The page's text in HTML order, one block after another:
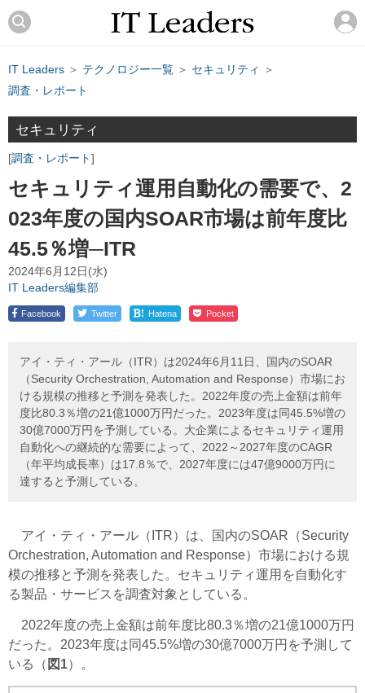
IT Leaders ＞ テクノロジー一覧 ＞ セキュリティ
＞
調査・レポート
セキュリティ
調査・レポート
セキュリティ運用自動化の需要で、2
023年度の国内SOAR市場は前年度比
45.5％増─ITR
2024年6月12日(水)
IT Leaders編集部
Facebook Twitter ! Hatena Pocket
アイ・ティ・アール（ITR）は2024年6月11日、国内のSOAR
（Security Orchestration, Automation and Response）市場にお
ける規模の推移と予測を発表した。2022年度の売上金額は前年
度比80.3％増の21億1000万円だった。2023年度は同45.5%増の
30億7000万円を予測している。大企業によるセキュリティ運用
自動化への継続的な需要によって、2022～2027年度のCAGR
（年平均成長率）は17.8％で、2027年度には47億9000万円に
達すると予測している。
アイ・ティ・アール（ITR）は、国内のSOAR（Security
Orchestration, Automation and Response）市場における規
模の推移と予測を発表した。セキュリティ運用を自動化す
る製品・サービスを調査対象としている。
2022年度の売上金額は前年度比80.3％増の21億1000万円
だった。2023年度は同45.5%増の30億7000万円を予測して
いる（ 図1）。